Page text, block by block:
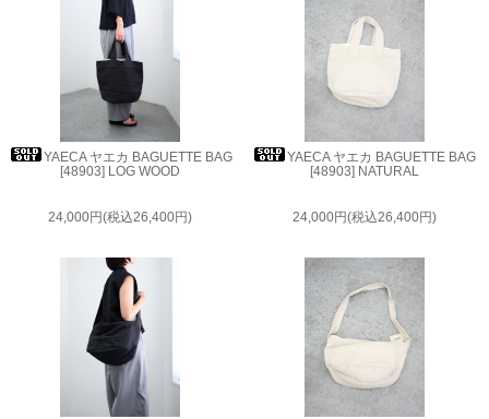
YAECA ヤエカ BAGUETTE BAG
[48903] LOG WOOD
24,000円(税込26,400円)
YAECA ヤエカ BAGUETTE BAG
[48903] NATURAL
24,000円(税込26,400円)